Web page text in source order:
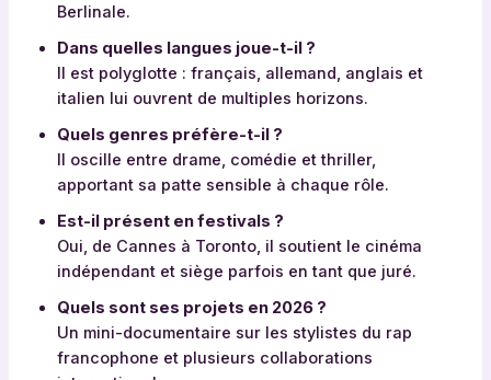
Berlinale.
Dans quelles langues joue-t-il ?
Il est polyglotte : français, allemand, anglais et
italien lui ouvrent de multiples horizons.
Quels genres préfère-t-il ?
Il oscille entre drame, comédie et thriller,
apportant sa patte sensible à chaque rôle.
Est-il présent en festivals ?
Oui, de Cannes à Toronto, il soutient le cinéma
indépendant et siège parfois en tant que juré.
Quels sont ses projets en 2026 ?
Un mini-documentaire sur les stylistes du rap
francophone et plusieurs collaborations